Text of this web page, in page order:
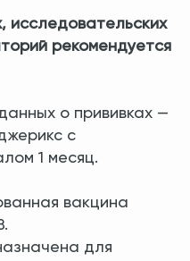
исследовательских
рекомендуется
о прививках —
с
1 месяц.
вакцина
для